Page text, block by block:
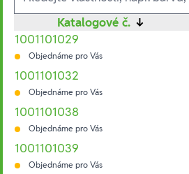
Katalogové č. ↓
1001101029
Objednáme pro Vás
1001101032
Objednáme pro Vás
1001101038
Objednáme pro Vás
1001101039
Objednáme pro Vás